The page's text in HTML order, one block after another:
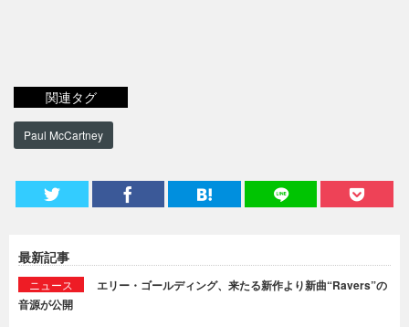
関連タグ
Paul McCartney
最新記事
ニュース
エリー・ゴールディング、来たる新作より新曲“Ravers”の
音源が公開